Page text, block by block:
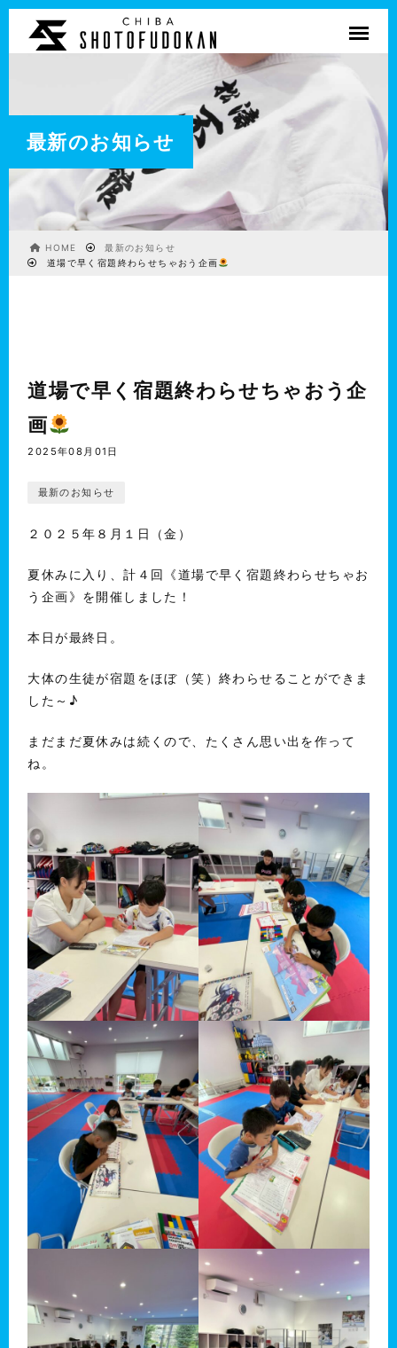
最新のお知らせ
HOME
最新のお知らせ
道場で早く宿題終わらせちゃおう企画
道場で早く宿題終わらせちゃおう企
画
2025年08月01日
最新のお知らせ
２０２５年８月１日（金）
夏休みに入り、計４回《道場で早く宿題終わらせちゃお
う企画》を開催しました！
本日が最終日。
大体の生徒が宿題をほぼ（笑）終わらせることができま
した～♪
まだまだ夏休みは続くので、たくさん思い出を作って
ね。